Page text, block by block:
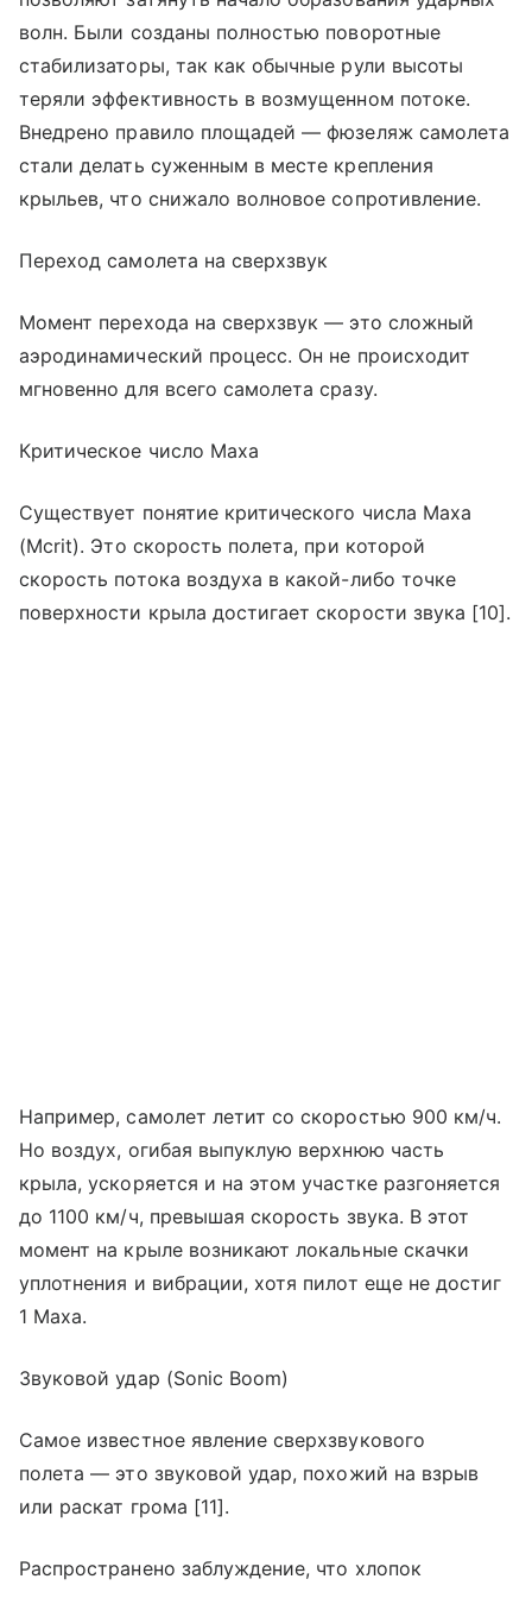
волн. Были созданы полностью поворотные
стабилизаторы, так как обычные рули высоты
теряли эффективность в возмущенном потоке.
Внедрено правило площадей — фюзеляж самолета
стали делать суженным в месте крепления
крыльев, что снижало волновое сопротивление.
Переход самолета на сверхзвук
Момент перехода на сверхзвук — это сложный
аэродинамический процесс. Он не происходит
мгновенно для всего самолета сразу.
Критическое число Маха
Существует понятие критического числа Маха
(Mcrit). Это скорость полета, при которой
скорость потока воздуха в какой-либо точке
поверхности крыла достигает скорости звука [10].
Например, самолет летит со скоростью 900 км/ч.
Но воздух, огибая выпуклую верхнюю часть
крыла, ускоряется и на этом участке разгоняется
до 1100 км/ч, превышая скорость звука. В этот
момент на крыле возникают локальные скачки
уплотнения и вибрации, хотя пилот еще не достиг
1 Маха.
Звуковой удар (Sonic Boom)
Самое известное явление сверхзвукового
полета — это звуковой удар, похожий на взрыв
или раскат грома [11].
Распространено заблуждение, что хлопок